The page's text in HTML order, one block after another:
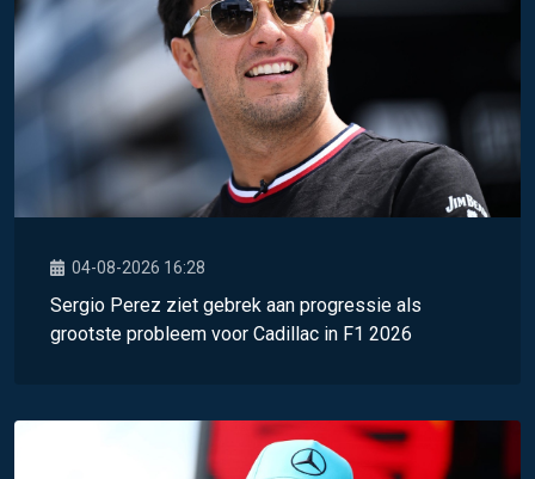
04-08-2026 16:28
Sergio Perez ziet gebrek aan progressie als
grootste probleem voor Cadillac in F1 2026